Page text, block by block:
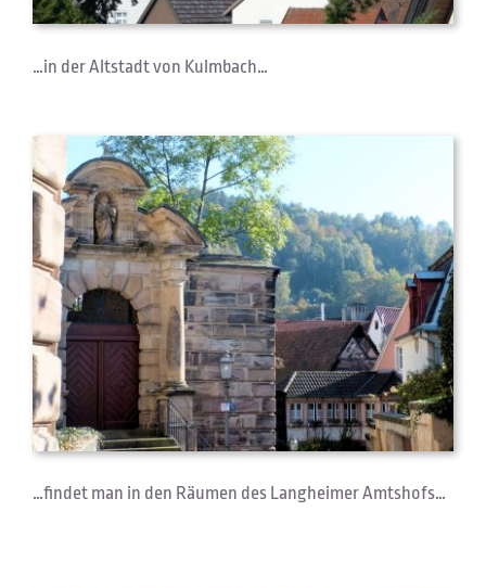
…in der Altstadt von Kulmbach…
…findet man in den Räumen des Langheimer Amtshofs…